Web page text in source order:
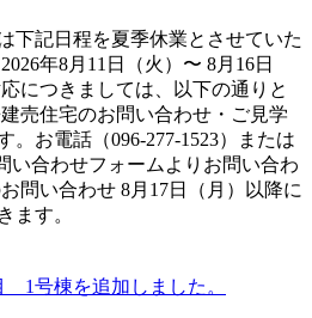
下記日程を夏季休業とさせていた
年8月11日（火）〜 8月16日
につきましては、以下の通りと
売住宅のお問い合わせ・ご見学
。お電話（096-277-1523）または
い合わせフォームよりお問い合わ
問い合わせ 8月17日（月）以降に
ます。
1号棟を追加しました。